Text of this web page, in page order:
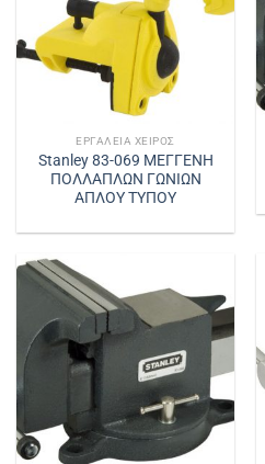
ΕΡΓΑΛΕΊΑ ΧΕΙΡΌΣ
Stanley 83-069 ΜΕΓΓΕΝΗ
ΠΟΛΛΑΠΛΩΝ ΓΩΝΙΩΝ
ΑΠΛΟΥ ΤΥΠΟΥ